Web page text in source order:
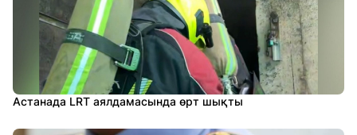
Астанада LRT аялдамасында өрт шықты